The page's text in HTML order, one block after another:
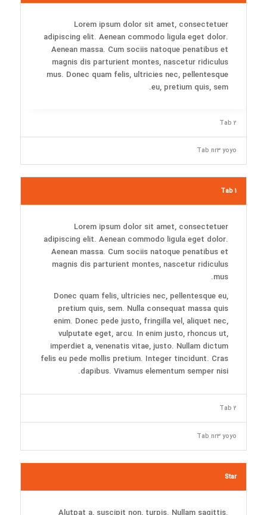
Lorem ipsum dolor sit amet, consectetuer
adipiscing elit. Aenean commodo ligula eget dolor.
Aenean massa. Cum sociis natoque penatibus et
magnis dis parturient montes, nascetur ridiculus
mus. Donec quam felis, ultricies nec, pellentesque
eu, pretium quis, sem.
Tab 2
Tab nr3 yoyo
Tab 1
Lorem ipsum dolor sit amet, consectetuer
adipiscing elit. Aenean commodo ligula eget dolor.
Aenean massa. Cum sociis natoque penatibus et
magnis dis parturient montes, nascetur ridiculus
mus.
Donec quam felis, ultricies nec, pellentesque eu,
pretium quis, sem. Nulla consequat massa quis
enim. Donec pede justo, fringilla vel, aliquet nec,
vulputate eget, arcu. In enim justo, rhoncus ut,
imperdiet a, venenatis vitae, justo. Nullam dictum
felis eu pede mollis pretium. Integer tincidunt. Cras
dapibus. Vivamus elementum semper nisi.
Tab 2
Tab nr3 yoyo
Star